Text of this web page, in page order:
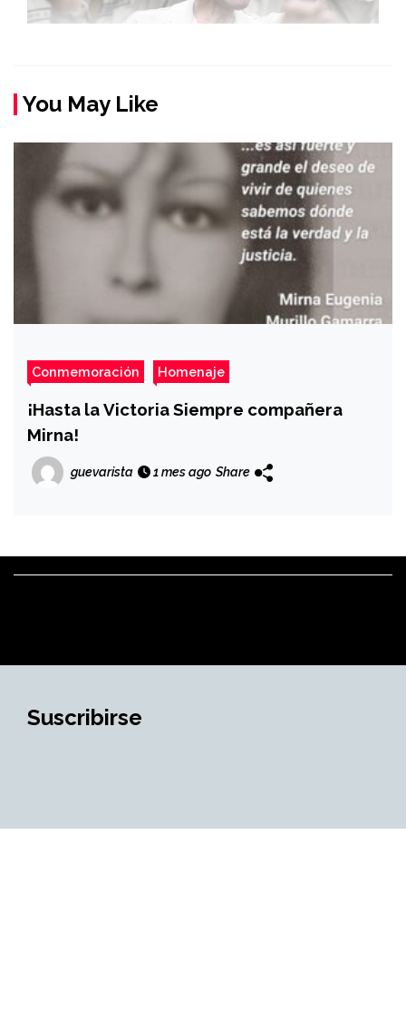
You May Like
Conmemoración Homenaje
¡Hasta la Victoria Siempre compañera
Mirna!
guevarista 1 mes ago Share
Suscribirse